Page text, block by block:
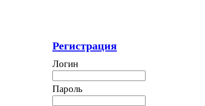
Регистрация
Логин
Пароль